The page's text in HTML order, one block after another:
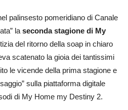
palinsesto pomeridiano di Canale
la seconda stagione di My
del ritorno della soap in chiaro
scatenato la gioia dei tantissimi
le vicende della prima stagione e
sulla piattaforma digitale
di My Home my Destiny 2.